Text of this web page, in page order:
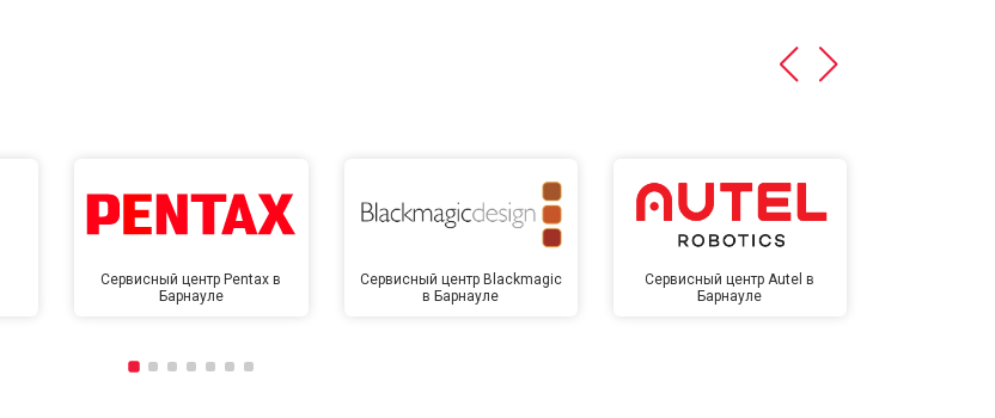
Сервисный центр Pentax в
Барнауле
Сервисный центр Blackmagic
в Барнауле
Сервисный центр Autel в
Барнауле